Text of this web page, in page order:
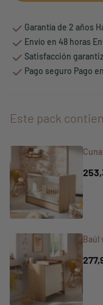
Garantía de 2 años
Envío en 48 horas
Satisfacción
Pago seguro Pago
Este pack
Baúl